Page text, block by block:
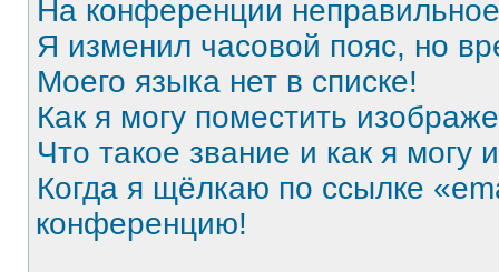
На конференции
Я изменил часовой пояс, но
Моего языка нет в списке!
Как я могу поместить
Что такое звание и как я могу
Когда я щёлкаю по ссылке
конференцию!